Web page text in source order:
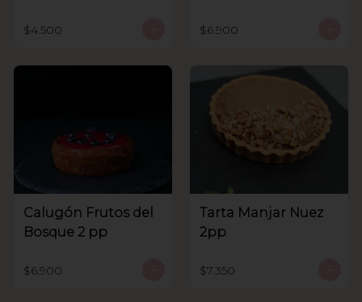
$4.500 $6.900
Calugón Frutos del
Bosque 2 pp
$6.900
Tarta Manjar Nuez
2pp
$7.350